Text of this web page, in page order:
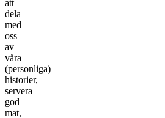
att
dela
med
oss
av
våra
(personliga)
historier,
servera
god
mat,